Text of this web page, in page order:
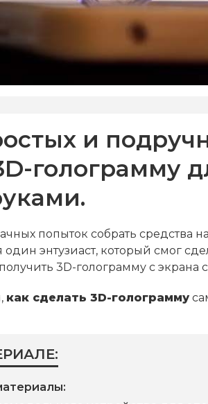
и
голограмму
попыток собрать средства
энтузиаст, который смог
3D-голограмму с экрана
как сделать 3D-голограмму